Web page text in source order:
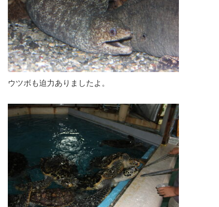
ウツボも迫力ありましたよ。